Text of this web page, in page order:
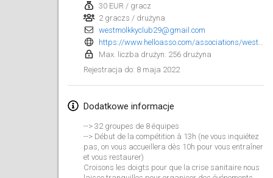
30 EUR / gracz
2 graczs / drużyna
westmolkkyclub29@gmail.com
Max. liczba drużyn: 256 drużyna
Rejestracja do: 8 maja 2022
Dodatkowe informacje
--> 32 groupes de 8 équipes
--> Début de la compétition à 13h (ne vous inquiétez
pas, on vous accueillera dès 10h pour vous entraîner
et vous restaurer)
Croisons les doigts pour que la crise sanitaire nous
TangoMölkky
5 lut 2022 Finlandia
Kohti Kisoja
12 lut 2022|Finlandia
13 lut 2022|Japonia
West Indiv Cup
19 lut 2022|